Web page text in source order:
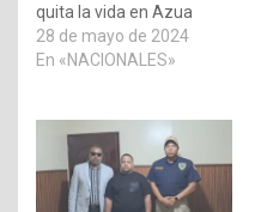
quita la vida en Azua
28 de mayo de 2024
En «NACIONALES»